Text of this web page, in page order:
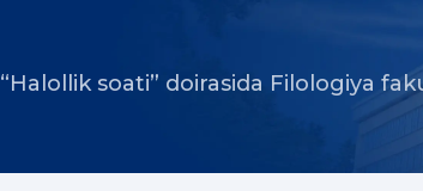
“Halollik soati” doirasida Filologiya